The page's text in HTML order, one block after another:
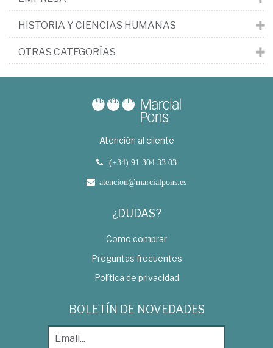
HISTORIA Y CIENCIAS HUMANAS
OTRAS CATEGORÍAS
Atención al cliente
(+34) 91 304 33 03
atencion@marcialpons.es
¿DUDAS?
Como comprar
Preguntas frecuentes
Política de privacidad
BOLETÍN DE NOVEDADES